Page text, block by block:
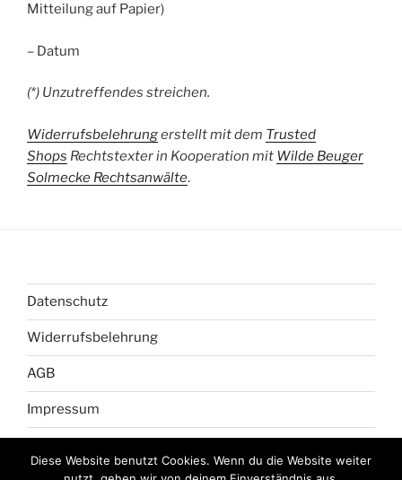
Mitteilung auf Papier)
– Datum
(*) Unzutreffendes streichen.
Widerrufsbelehrungerstellt mit dem Trusted
Shops Rechtstexter in Kooperation mit Wilde Beuger
Solmecke Rechtsanwälte.
Datenschutz
Widerrufsbelehrung
AGB
Impressum
Diese Website benutzt Cookies. Wenn du die Website weiter